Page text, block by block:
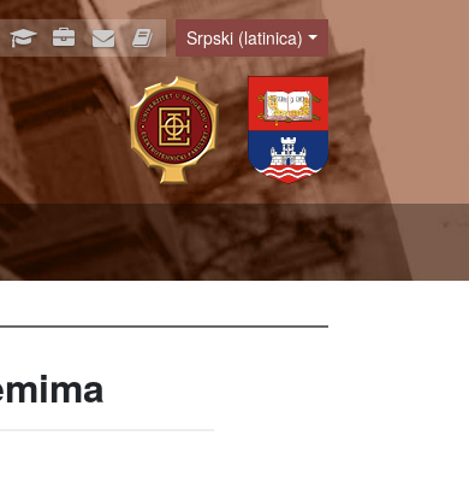
Language
Srpski (latinica)